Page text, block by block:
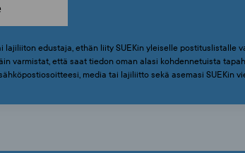
lajiliiton edustaja, ethän liity SUEKin yleiselle postituslistalle
varmistat, että saat tiedon oman alasi kohdennetuista
media tai lajiliitto sekä asemasi SUEKin